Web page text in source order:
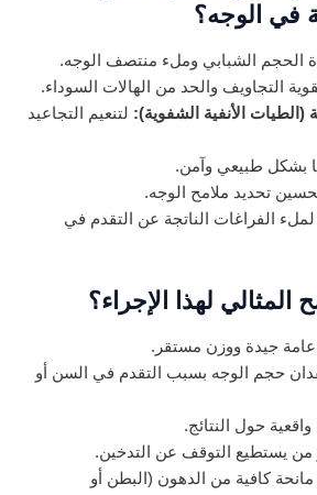
في الوجه؟
الحجم الشبابي وملء منتصف الوجه.
التجاويف والحد من الهالات السوداء.
الأنفية الشفوية): لتنعيم التجاعيد
بشكل طبيعي وآمن.
تحديد ملامح الوجه.
لملء الفراغات الناتجة عن التقدم في
لهذا الإجراء؟
جيدة ووزن مستقر.
حجم الوجه بسبب التقدم في السن أو
حول النتائج.
من يستطيع التوقف عن التدخين.
كافية من الدهون (البطن أو